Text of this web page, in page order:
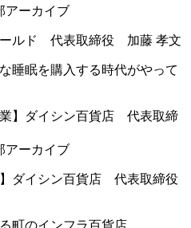
アーカイブ
ールド 代表取締役 加藤 孝文
睡眠を購入する時代がやって
アーカイブ
】ダイシン百貨店 代表取締役
町のインフラ百貨店